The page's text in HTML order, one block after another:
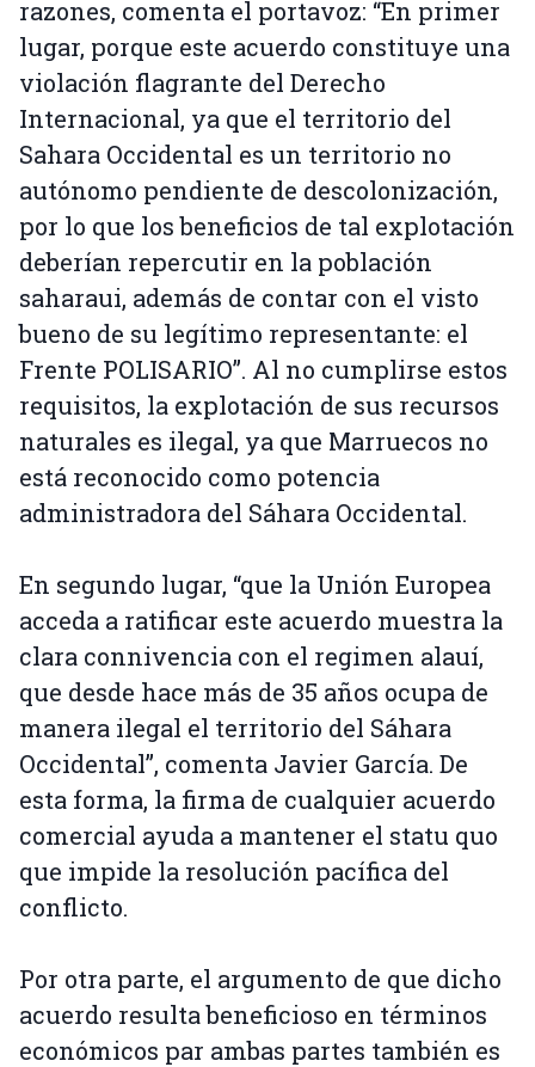
razones, comenta el portavoz: “En primer
lugar, porque este acuerdo constituye una
violación flagrante del Derecho
Internacional, ya que el territorio del
Sahara Occidental es un territorio no
autónomo pendiente de descolonización,
por lo que los beneficios de tal explotación
deberían repercutir en la población
saharaui, además de contar con el visto
bueno de su legítimo representante: el
Frente POLISARIO”. Al no cumplirse estos
requisitos, la explotación de sus recursos
naturales es ilegal, ya que Marruecos no
está reconocido como potencia
administradora del Sáhara Occidental.
En segundo lugar, “que la Unión Europea
acceda a ratificar este acuerdo muestra la
clara connivencia con el regimen alauí,
que desde hace más de 35 años ocupa de
manera ilegal el territorio del Sáhara
Occidental”, comenta Javier García. De
esta forma, la firma de cualquier acuerdo
comercial ayuda a mantener el statu quo
que impide la resolución pacífica del
conflicto.
Por otra parte, el argumento de que dicho
acuerdo resulta beneficioso en términos
económicos par ambas partes también es